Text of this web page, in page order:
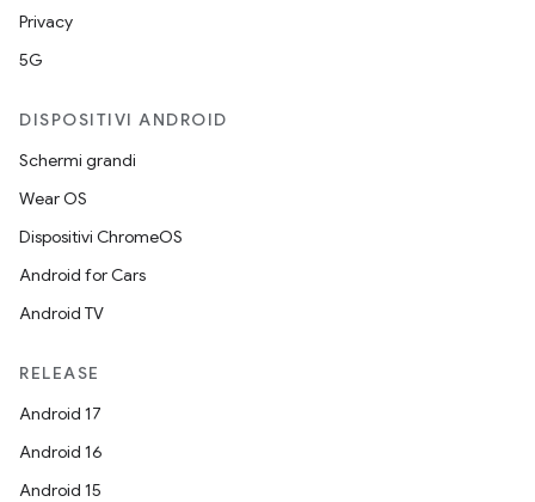
Privacy
5G
DISPOSITIVI ANDROID
Schermi grandi
Wear OS
Dispositivi ChromeOS
Android for Cars
Android TV
RELEASE
Android 17
Android 16
Android 15